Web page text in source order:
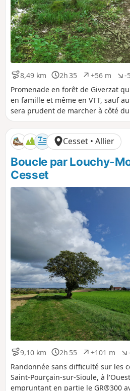
8,49 km
D
i
s
t
a
n
c
e
2h 35
D
u
r
é
e
+56 m
D
é
n
i
v
e
l
é
p
o
t
-
D
é
n
i
v
e
l
n
é
t
Promenade en forêt de Giverzat
en famille et même en VTT, sauf
sera prudent de marcher à côté
Cesset • Allier
Boucle par Louchy-
Cesset
9,10 km
D
i
s
2h 55
D
u
r
é
+101 m
D
é
n
D
é
n
i
Randonnée sans difficulté sur les
Saint-Pourçain-sur-Sioule, à
empruntant en partie le GR®300